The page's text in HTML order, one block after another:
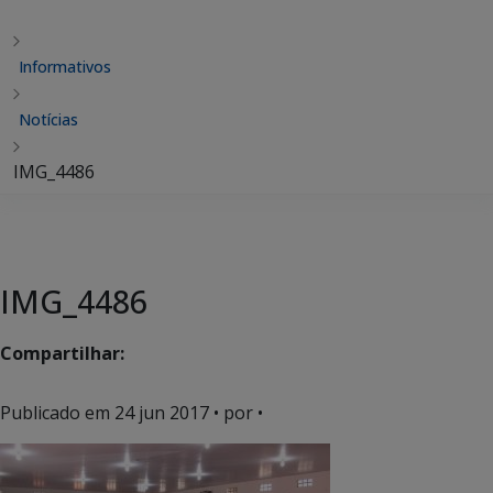
Informativos
Notícias
IMG_4486
IMG_4486
Compartilhar:
Publicado em 24 jun 2017 • por •